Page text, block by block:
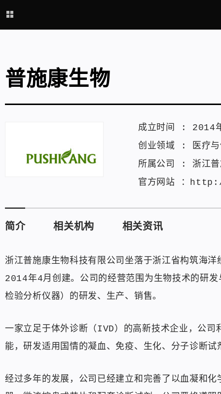
普施康生物
成立时间 : 2014
创业领域 :
医疗
所属公司 : 浙江
官方网站 ：
简介 相关机构 相关资讯
浙江普施康生物科技有限公司坐落于浙江省构筑海
2014年4月创建。公司的经营范围为生物技术的
检验分析仪器）的研发、生产、销售。
一家立足于体外诊断（IVD）的高新技术企业，公
能，研发适用国情的凝血、免疫、生化、分子诊断
经过多年的发展，公司已经建立和完善了以血凝和